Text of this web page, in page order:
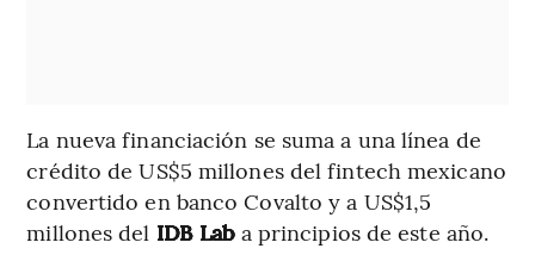
La nueva financiación se suma a una línea de
crédito de US$5 millones del fintech mexicano
convertido en banco Covalto y a US$1,5
millones del IDB Laba principios de este año.